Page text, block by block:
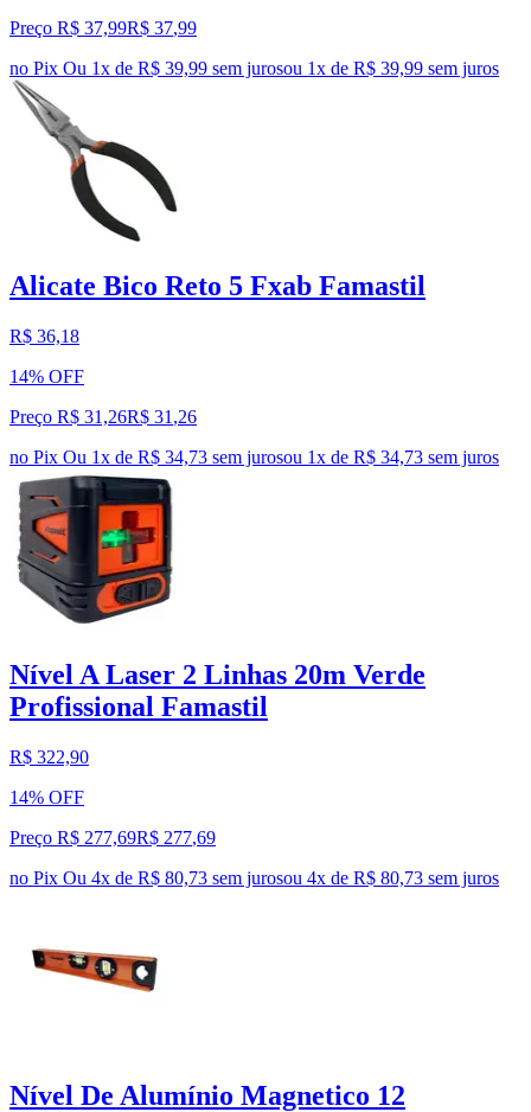
Preço R$ 37,99R$ 37,99
no Pix Ou 1x de R$ 39,99 sem jurosou 1x de R$ 39,99 sem juros
Alicate Bico Reto 5 Fxab Famastil
R$ 36,18
14% OFF
Preço R$ 31,26R$ 31 ,26
no Pix Ou 1x de R$ 34,73 sem jurosou 1x de R$ 34,73 sem juros
Nível A Laser 2 Linhas 20m Verde
Profissional Famastil
R$ 322,90
14% OFF
Preço R$ 277,69R$ 277,69
no Pix Ou 4x de R$ 80,73 sem jurosou 4x de R$ 80,73 sem juros
Nível De Alumínio Magnetico 12